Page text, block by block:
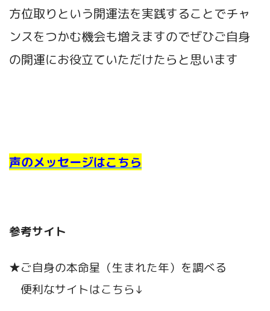
方位取りという開運法を実践することでチャ
ンスをつかむ機会も増えますのでぜひご自身
の開運にお役立ていただけたらと思います
声のメッセージはこちら
参考サイト
★ご自身の本命星（生まれた年）を調べる
便利なサイトはこちら↓